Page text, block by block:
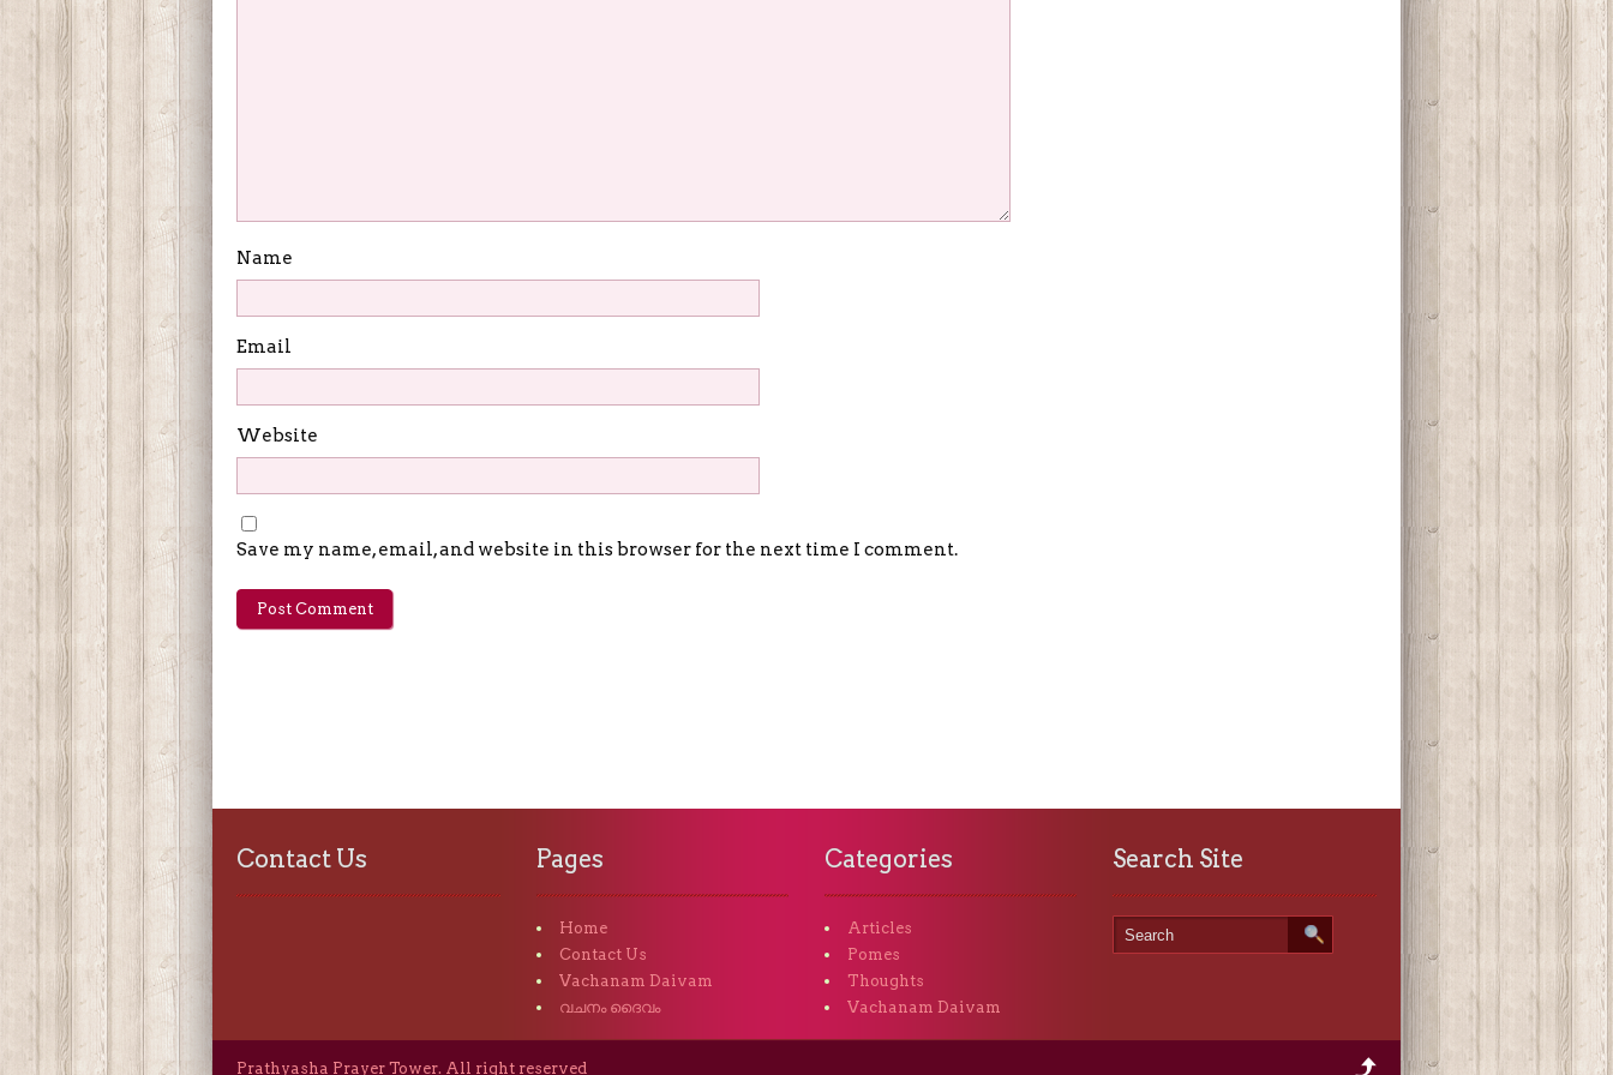
Name
Email
Website
Save my name, email, and website in this browser for the next time I comment.
Contact Us Pages
Home
Contact Us
Vachanam Daivam
വചനം ദൈവം
Categories
Articles
Pomes
Thoughts
Vachanam Daivam
Search Site
Prathyasha Prayer Tower. All right reserved